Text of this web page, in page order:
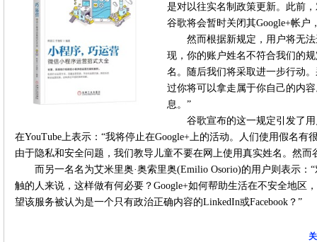
是对以往实名制政策更新。此前
谷歌将会暂时关闭其Google+帐户
然而根据新规定，用户将无
现，你的账户姓名不符合我们的
名。随后我们将采取进一步行动
过你将可以拿走属于你自己的内
息。”
谷歌宣布的这一规定引发了
在YouTube上表示：“我将停止在Google+上的活动。人们使用假名
由于隐私和安全问题，我们教导儿童不要在网上使用真实姓名。然而
而另一名名为艾米里奥·奥索里奥(Emilio Osorio)的用户则表示
触的人来说，这样做有何必要？Google+如何帮助生活在不安全地区
望该服务被认为是一个只有政治正确内容的LinkedIn或Facebook？”